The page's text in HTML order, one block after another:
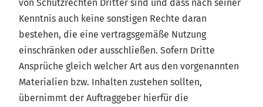
von Schutzrechten Dritter sind und dass nach seiner
Kenntnis auch keine sonstigen Rechte daran
bestehen, die eine vertragsgemäße Nutzung
einschränken oder ausschließen. Sofern Dritte
Ansprüche gleich welcher Art aus den vorgenannten
Materialien bzw. Inhalten zustehen sollten,
übernimmt der Auftraggeber hierfür die